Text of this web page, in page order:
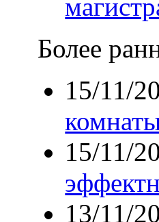
Более
15/11/
15/11/
13/11/